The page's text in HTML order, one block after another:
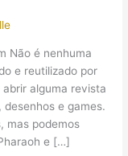
Não é nenhuma
e reutilizado por
alguma revista
e games.
mas podemos
e […]